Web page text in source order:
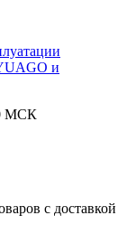
и
МСК
с доставкой